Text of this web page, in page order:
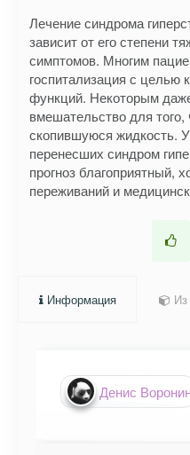
Лечение синдрома
зависит от его степени
симптомов. Многим
госпитализация с целью
функций. Некоторым
вмешательство для
скопившуюся жидкость.
перенесших синдром
прогноз благоприятный,
переживаний и
Информация
Денис